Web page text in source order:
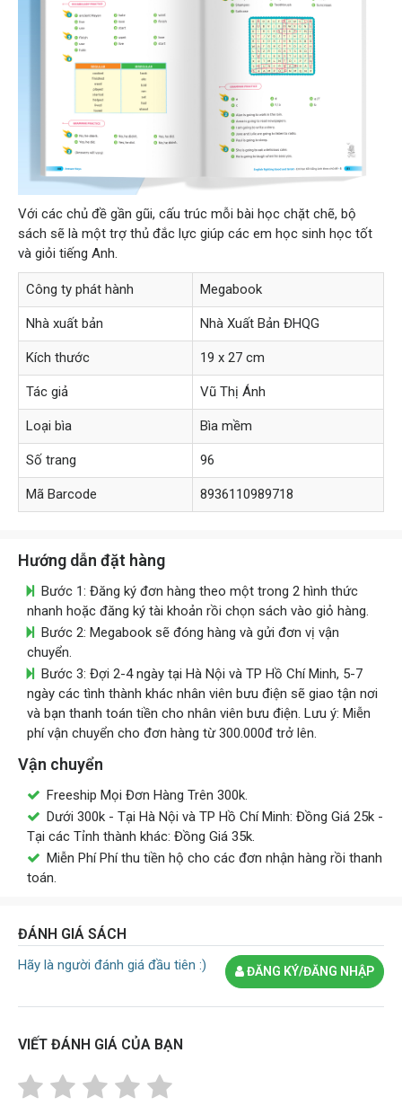
Với các chủ đề gần gũi, cấu trúc mỗi bài học chặt chẽ, bộ
sách sẽ là một trợ thủ đắc lực giúp các em học sinh học tốt
và giỏi tiếng Anh.
Công ty phát hành Megabook
Nhà xuất bản Nhà Xuất Bản ĐHQG
Kích thước 19 x 27 cm
Tác giả Vũ Thị Ánh
Loại bìa Bìa mềm
Số trang 96
Mã Barcode 8936110989718
Hướng dẫn đặt hàng
Bước 1: Đăng ký đơn hàng theo một trong 2 hình thức
nhanh hoặc đăng ký tài khoản rồi chọn sách vào giỏ hàng.
Bước 2: Megabook sẽ đóng hàng và gửi đơn vị vận
chuyển.
Bước 3: Đợi 2-4 ngày tại Hà Nội và TP Hồ Chí Minh, 5-7
ngày các tình thành khác nhân viên bưu điện sẽ giao tận nơi
và bạn thanh toán tiền cho nhân viên bưu điện. Lưu ý: Miễn
phí vận chuyển cho đơn hàng từ 300.000đ trở lên.
Vận chuyển
Freeship Mọi Đơn Hàng Trên 300k.
Dưới 300k - Tại Hà Nội và TP Hồ Chí Minh: Đồng Giá 25k -
Tại các Tỉnh thành khác: Đồng Giá 35k.
Miễn Phí Phí thu tiền hộ cho các đơn nhận hàng rồi thanh
toán.
ĐÁNH GIÁ SÁCH
Hãy là người đánh giá đầu tiên :) ĐĂNG KÝ/ĐĂNG NHẬP
VIẾT ĐÁNH GIÁ CỦA BẠN